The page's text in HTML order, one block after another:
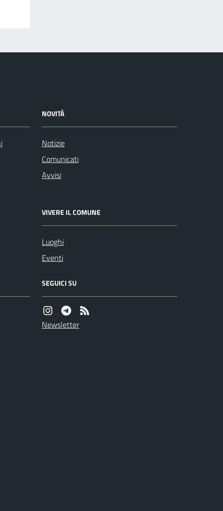
NOVITÀ
Notizie
Comunicati
Avvisi
VIVERE IL COMUNE
Luoghi
Eventi
SEGUICI SU
Newsletter